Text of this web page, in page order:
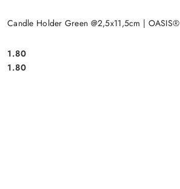
Candle Holder Green @2,5x11,5cm | OASIS®
Cena:
1.80
Cena:
1.80